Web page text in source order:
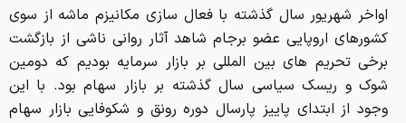
اواخر شهریور سال گذشته با فعال سازی مکانیزم ماشه از سوی
کشورهای اروپایی عضو برجام شاهد آثار روانی ناشی از بازگشت
برخی تحریم های بین المللی بر بازار سرمایه بودیم که دومین
شوک و ریسک سیاسی سال گذشته بر بازار سهام بود. با این
وجود از ابتدای پاییز پارسال دوره رونق و شکوفایی بازار سهام